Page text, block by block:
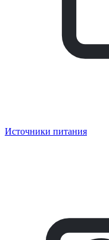
Источники питания